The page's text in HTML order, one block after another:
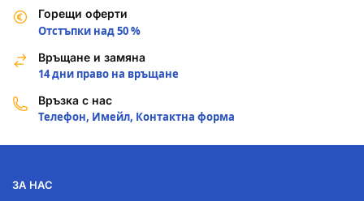
Горещи оферти
Отстъпки над 50 %
Връщане и замяна
14 дни право на връщане
Връзка с нас
Телефон, Имейл, Контактна форма
ЗА НАС